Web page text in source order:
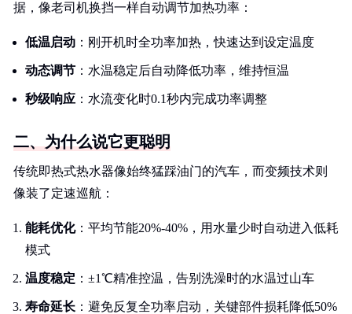
据，像老司机换挡一样自动调节加热功率：
低温启动 ：刚开机时全功率加热，快速达到设定温度
动态调节 ：水温稳定后自动降低功率，维持恒温
秒级响应 ：水流变化时0.1秒内完成功率调整
二、为什么说它更聪明
传统即热式热水器像始终猛踩油门的汽车，而变频技术则
像装了定速巡航：
能耗优化：平均节能20%-40%，用水量少时自动进入低耗
模式
温度稳定 ：±1℃精准控温，告别洗澡时的水温过山车
寿命延长 ：避免反复全功率启动，关键部件损耗降低50%